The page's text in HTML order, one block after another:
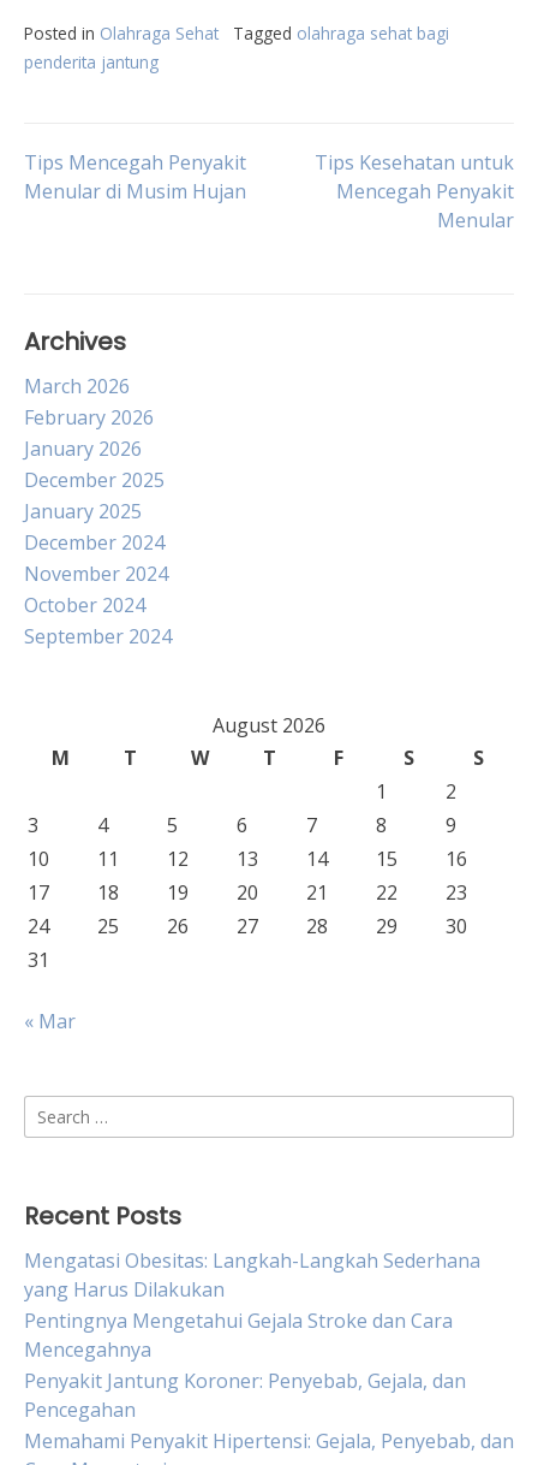
Posted in Olahraga Sehat Tagged olahraga sehat bagi
penderita jantung
Post
Tips Mencegah Penyakit
Menular di Musim Hujan
Tips Kesehatan untuk
Mencegah Penyakit
Menular
Archives
March 2026
February 2026
January 2026
December 2025
January 2025
December 2024
November 2024
October 2024
September 2024
August 2026
M
T W T F S
S
1
2
3
4 5 6 7 8
9
10
11 12 13 14 15
16
17
18 19 20 21 22
23
24
25 26 27 28 29
30
31
« Mar
Search
for:
Recent Posts
Mengatasi Obesitas: Langkah-Langkah Sederhana
yang Harus Dilakukan
Pentingnya Mengetahui Gejala Stroke dan Cara
Mencegahnya
Penyakit Jantung Koroner: Penyebab, Gejala, dan
Pencegahan
Memahami Penyakit Hipertensi: Gejala, Penyebab, dan